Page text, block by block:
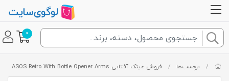
0
/ برچسب‌ها / فروش عینک آفتابی ASOS Retro With Bottle Opener Arms